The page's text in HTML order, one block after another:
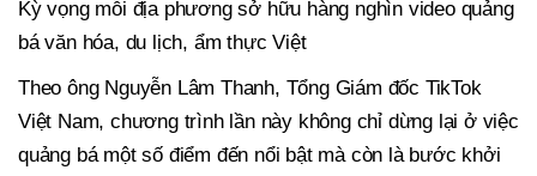
Kỳ vọng mỗi địa phương sở hữu hàng nghìn video quảng
bá văn hóa, du lịch, ẩm thực Việt
Theo ông Nguyễn Lâm Thanh, Tổng Giám đốc TikTok
Việt Nam, chương trình lần này không chỉ dừng lại ở việc
quảng bá một số điểm đến nổi bật mà còn là bước khởi